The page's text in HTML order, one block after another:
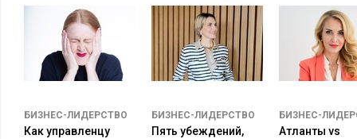
БИЗНЕС-ЛИДЕРСТВО
Как управленцу
БИЗНЕС-ЛИДЕРСТВО
Пять убеждений,
БИЗНЕС-
Атланты vs